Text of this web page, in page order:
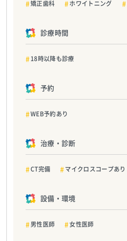
矯正歯科 ホワイトニング
診療時間
18時以降も診療
予約
WEB予約あり
治療・診断
CT完備 マイクロスコープあり
設備・環境
男性医師 女性医師